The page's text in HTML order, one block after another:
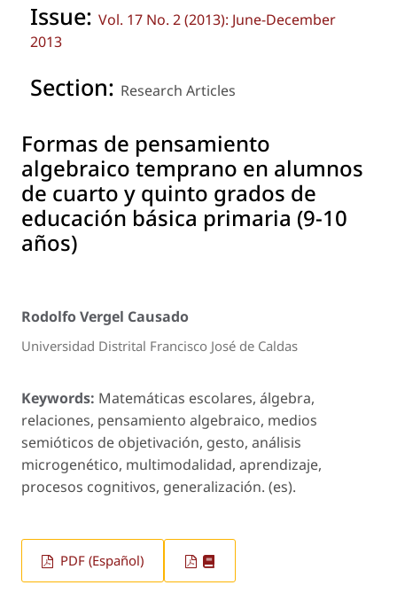
Issue: Vol. 17 No. 2 (2013): June-December
2013
Section: Research Articles
Formas de pensamiento
algebraico temprano en alumnos
de cuarto y quinto grados de
educación básica primaria (9-10
años)
Rodolfo Vergel Causado
Universidad Distrital Francisco José de Caldas
Keywords: Matemáticas escolares, álgebra,
relaciones, pensamiento algebraico, medios
semióticos de objetivación, gesto, análisis
microgenético, multimodalidad, aprendizaje,
procesos cognitivos, generalización. (es).
PDF (Español)